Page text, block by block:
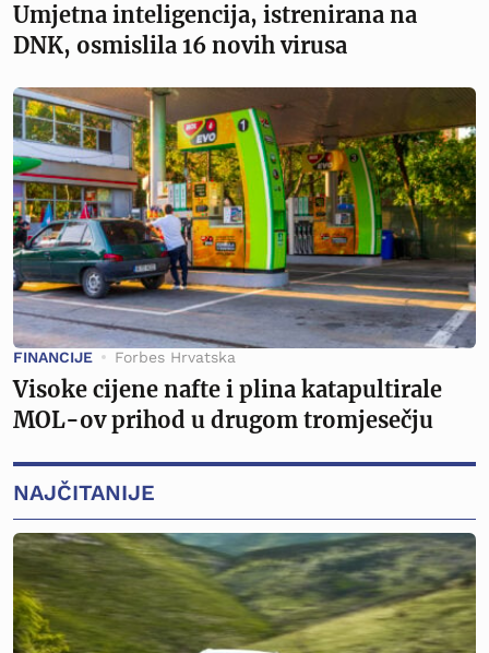
Umjetna inteligencija, istrenirana na
DNK, osmislila 16 novih virusa
FINANCIJE Forbes Hrvatska
Visoke cijene nafte i plina katapultirale
MOL-ov prihod u drugom tromjesečju
NAJČITANIJE